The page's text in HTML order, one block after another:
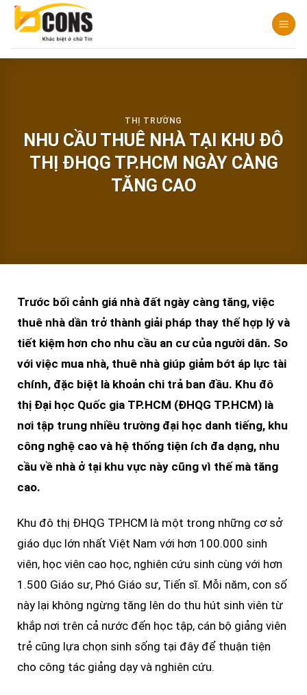
Chuyển
đến
nội
THỊ TRƯỜNG
NHU CẦU THUÊ NHÀ TẠI KHU ĐÔ
THỊ ĐHQG TP.HCM NGÀY CÀNG
TĂNG CAO
Trước bối cảnh giá nhà đất ngày càng tăng, việc
thuê nhà dần trở thành giải pháp thay thế hợp lý và
tiết kiệm hơn cho nhu cầu an cư của người dân. So
với việc mua nhà, thuê nhà giúp giảm bớt áp lực tài
chính, đặc biệt là khoản chi trả ban đầu. Khu đô
thị Đại học Quốc gia TP.HCM (ĐHQG TP.HCM) là
nơi tập trung nhiều trường đại học danh tiếng, khu
công nghệ cao và hệ thống tiện ích đa dạng, nhu
cầu về nhà ở tại khu vực này cũng vì thế mà tăng
cao.
Khu đô thị ĐHQG TP.HCM là một trong những cơ sở
giáo dục lớn nhất Việt Nam với hơn 100.000 sinh
viên, học viên cao học, nghiên cứu sinh cùng với hơn
1.500 Giáo sư, Phó Giáo sư, Tiến sĩ. Mỗi năm, con số
này lại không ngừng tăng lên do thu hút sinh viên từ
khắp nơi trên cả nước đến học tập, cán bộ giảng viên
trẻ cũng lựa chọn sinh sống tại đây để thuận tiện
cho công tác giảng dạy và nghiên cứu.